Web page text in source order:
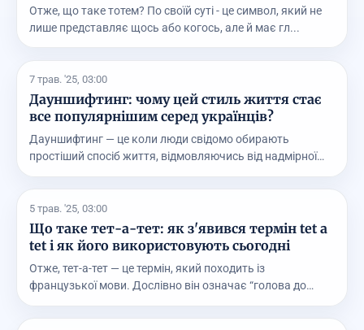
Отже, що таке тотем? По своїй суті - це символ, який не
лише представляє щось або когось, але й має гл...
7 трав. '25, 03:00
Дауншифтинг: чому цей стиль життя стає
все популярнішим серед українців?
Дауншифтинг — це коли люди свідомо обирають
простіший спосіб життя, відмовляючись від надмірної
5 трав. '25, 03:00
Що таке тет-а-тет: як з'явився термін tet a
tet і як його використовують сьогодні
Отже, тет-а-тет — це термін, який походить із
французької мови. Дослівно він означає “голова до